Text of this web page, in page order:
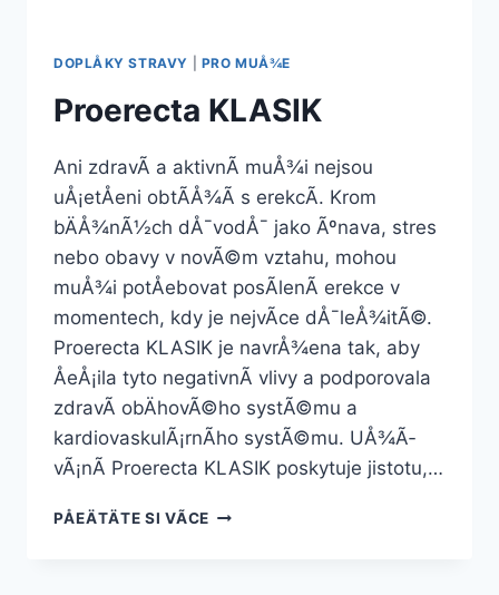
DOPLÅKY STRAVY PRO MUÅ¾E
Proerecta KLASIK
Ani zdravÃ­ a aktivnÃ­ muÅ¾i nejsou
uÅ¡etÅeni obtÃ­Å¾Ã­ s erekcÃ­. Krom
bÄÅ¾nÃ½ch dÅ¯vodÅ¯ jako Ãºnava, stres
nebo obavy v novÃ©m vztahu, mohou
muÅ¾i potÅebovat posÃ­lenÃ­ erekce v
momentech, kdy je nejvÃ­ce dÅ¯leÅ¾itÃ©.
Proerecta KLASIK je navrÅ¾ena tak, aby
ÅeÅ¡ila tyto negativnÃ­ vlivy a podporovala
zdravÃ­ obÄhovÃ©ho systÃ©mu a
kardiovaskulÃ¡rnÃ­ho systÃ©mu. UÅ¾Ã­
vÃ¡nÃ­ Proerecta KLASIK poskytuje jistotu,…
PÅEÄTÄTE SI VÃ­CEPROERECTA